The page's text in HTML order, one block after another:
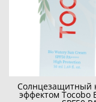
Солнцезащитный
эффектом Tocobo